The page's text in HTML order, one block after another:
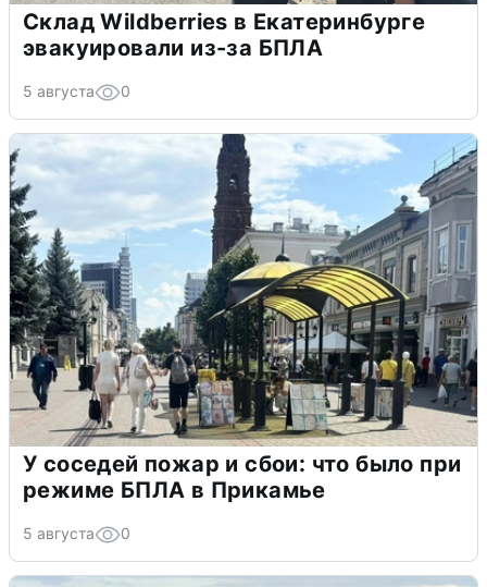
Склад Wildberries в Екатеринбурге
эвакуировали из-за БПЛА
5 августа 0
У соседей пожар и сбои: что было при
режиме БПЛА в Прикамье
5 августа 0